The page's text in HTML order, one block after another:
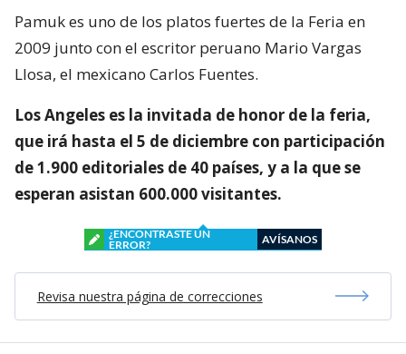
Pamuk es uno de los platos fuertes de la Feria en
2009 junto con el escritor peruano Mario Vargas
Llosa, el mexicano Carlos Fuentes.
Los Angeles es la invitada de honor de la feria,
que irá hasta el 5 de diciembre con participación
de 1.900 editoriales de 40 países, y a la que se
esperan asistan 600.000 visitantes.
¿ENCONTRASTE UN
ERROR?
AVÍSANOS
Revisa nuestra página de correcciones